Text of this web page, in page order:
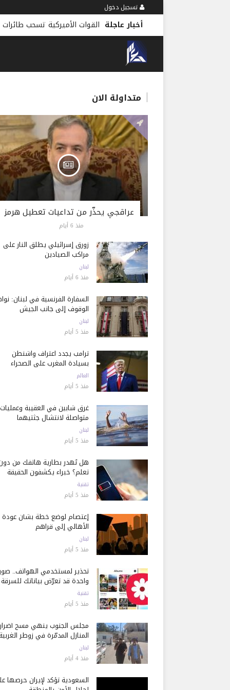
تسجيل دخول
أخبار عاجلة القوات الأميركية تسحب
متداولة الان
عراقجي يحذّر من تداعيات تعطيل هرمز
منذ 6 أيام
زورق إسرائيلي يطلق النار على
مراكب الصيادين
لبنان
منذ 6 أيام
السفارة الفرنسية في لبنان:
الوقوف إلى جانب الجيش
لبنان
منذ 5 أيام
ترامب يجدد اعتراف واشنطن
بسيادة المغرب على الصحراء
العالم
منذ 5 أيام
غرق شابين في العقيبة وعمليات
متواصلة لانتشال جثتيهما
لبنان
منذ 5 أيام
هل تُهدر بطارية هاتفك من
تعلم؟ خبراء يكشفون الحقيقة
تقنية
منذ 5 أيام
إعتصام لوضع خطة بشأن عودة
الأهالي إلى قراهم
لبنان
منذ 5 أيام
تحذير لمستخدمي الهواتف..
واحدة قد تعرّض بياناتك للسرقة
تقنية
منذ 5 أيام
مجلس الجنوب ينهي مسح أضرار
المنازل المدمّرة في زوطر الغربية
لبنان
منذ 4 أيام
السعودية تؤكد لإيران حرصها